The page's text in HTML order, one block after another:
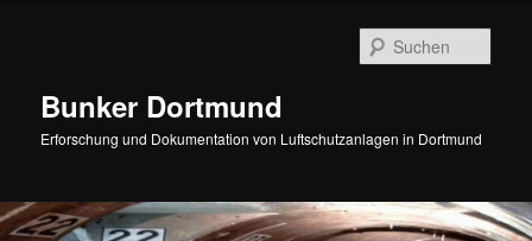
Bunker Dortmund
Erforschung und Dokumentation von Luftschutzanlagen in Dortmund